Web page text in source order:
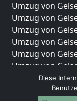
Umzug von
Umzug von
Umzug von
Umzug von
Umzug von
Umzug von
Umzug von
Umzug von
Diese